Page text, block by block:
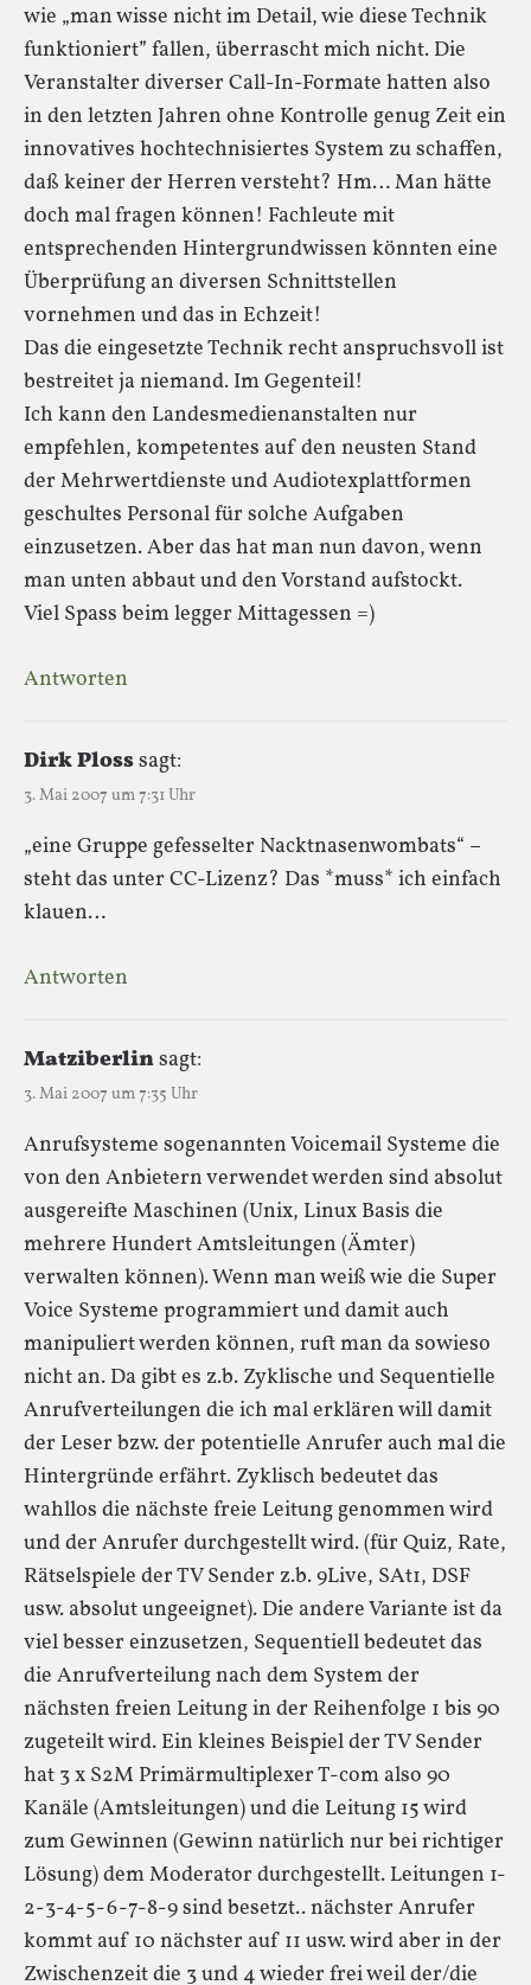
wie „man wisse nicht im Detail, wie diese Technik
funktioniert” fallen, überrascht mich nicht. Die
Veranstalter diverser Call-In-Formate hatten also
in den letzten Jahren ohne Kontrolle genug Zeit ein
innovatives hochtechnisiertes System zu schaffen,
daß keiner der Herren versteht? Hm… Man hätte
doch mal fragen können! Fachleute mit
entsprechenden Hintergrundwissen könnten eine
Überprüfung an diversen Schnittstellen
vornehmen und das in Echzeit!
Das die eingesetzte Technik recht anspruchsvoll ist
bestreitet ja niemand. Im Gegenteil!
Ich kann den Landesmedienanstalten nur
empfehlen, kompetentes auf den neusten Stand
der Mehrwertdienste und Audiotexplattformen
geschultes Personal für solche Aufgaben
einzusetzen. Aber das hat man nun davon, wenn
man unten abbaut und den Vorstand aufstockt.
Viel Spass beim legger Mittagessen =)
Antworten
Dirk Plosssagt:
3. Mai 2007 um 7:31 Uhr
„eine Gruppe gefesselter Nacktnasenwombats“ –
steht das unter CC-Lizenz? Das *muss* ich einfach
klauen…
Antworten
Matziberlinsagt:
3. Mai 2007 um 7:35 Uhr
Anrufsysteme sogenannten Voicemail Systeme die
von den Anbietern verwendet werden sind absolut
ausgereifte Maschinen (Unix, Linux Basis die
mehrere Hundert Amtsleitungen (Ämter)
verwalten können). Wenn man weiß wie die Super
Voice Systeme programmiert und damit auch
manipuliert werden können, ruft man da sowieso
nicht an. Da gibt es z.b. Zyklische und Sequentielle
Anrufverteilungen die ich mal erklären will damit
der Leser bzw. der potentielle Anrufer auch mal die
Hintergründe erfährt. Zyklisch bedeutet das
wahllos die nächste freie Leitung genommen wird
und der Anrufer durchgestellt wird. (für Quiz, Rate,
Rätselspiele der TV Sender z.b. 9Live, SAt1, DSF
usw. absolut ungeeignet). Die andere Variante ist da
viel besser einzusetzen, Sequentiell bedeutet das
die Anrufverteilung nach dem System der
nächsten freien Leitung in der Reihenfolge 1 bis 90
zugeteilt wird. Ein kleines Beispiel der TV Sender
hat 3 x S2M Primärmultiplexer T-com also 90
Kanäle (Amtsleitungen) und die Leitung 15 wird
zum Gewinnen (Gewinn natürlich nur bei richtiger
Lösung) dem Moderator durchgestellt. Leitungen 1-
2-3-4-5-6-7-8-9 sind besetzt.. nächster Anrufer
kommt auf 10 nächster auf 11 usw. wird aber in der
Zwischenzeit die 3 und 4 wieder frei weil der/die